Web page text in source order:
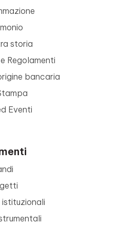
storia
Regolamenti
bancaria
Eventi
istituzionali